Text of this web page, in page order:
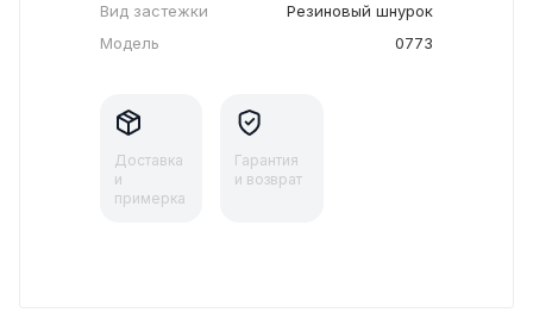
Вид застежки
Резиновый шнурок
Модель
0773
Доставка
и
примерка
Гарантия
и возврат